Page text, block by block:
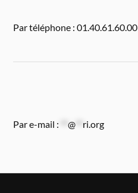
Par téléphone : 01.40.61.60.00
Par e-mail : **@ ri.org